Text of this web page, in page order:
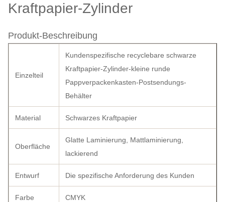
Kraftpapier-Zylinder
Produkt-Beschreibung
Einzelteil
Kundenspezifische recyclebare schwarze
Kraftpapier-Zylinder-kleine runde
Pappverpackenkasten-Postsendungs-
Behälter
Material Schwarzes Kraftpapier
Oberfläche
Glatte Laminierung, Mattlaminierung,
lackierend
Entwurf Die spezifische Anforderung des Kunden
Farbe CMYK